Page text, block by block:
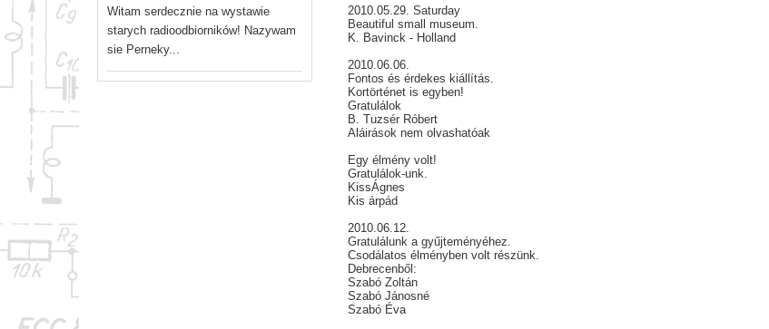
Witam serdecznie na wystawie
starych radioodbiorników! Nazywam
sie Perneky...
2010.05.29. Saturday
Beautiful small museum.
K. Bavinck - Holland
2010.06.06.
Fontos és érdekes kiállítás.
Kortörténet is egyben!
Gratulálok
B. Tuzsér Róbert
Aláirások nem olvashatóak
Egy élmény volt!
Gratulálok-unk.
KissÁgnes
Kis árpád
2010.06.12.
Gratulálunk a gyűjteményéhez.
Csodálatos élményben volt részünk.
Debrecenből:
Szabó Zoltán
Szabó Jánosné
Szabó Éva